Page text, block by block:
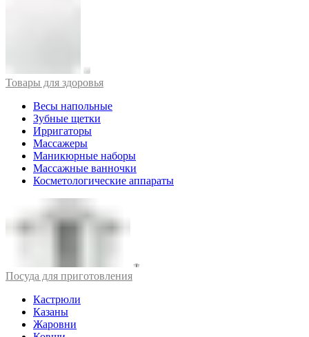
Товары для здоровья
Весы напольные
Зубные щетки
Ирригаторы
Массажеры
Маникюрные наборы
Массажные ванночки
Косметологические аппараты
Посуда для приготовления
Кастрюли
Казаны
Жаровни